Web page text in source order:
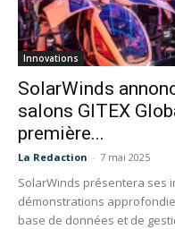
Innovations
SolarWinds
salons GITEX
première...
La Redaction - 7 mai 2025
SolarWinds présentera ses
démonstrations
base de données et de